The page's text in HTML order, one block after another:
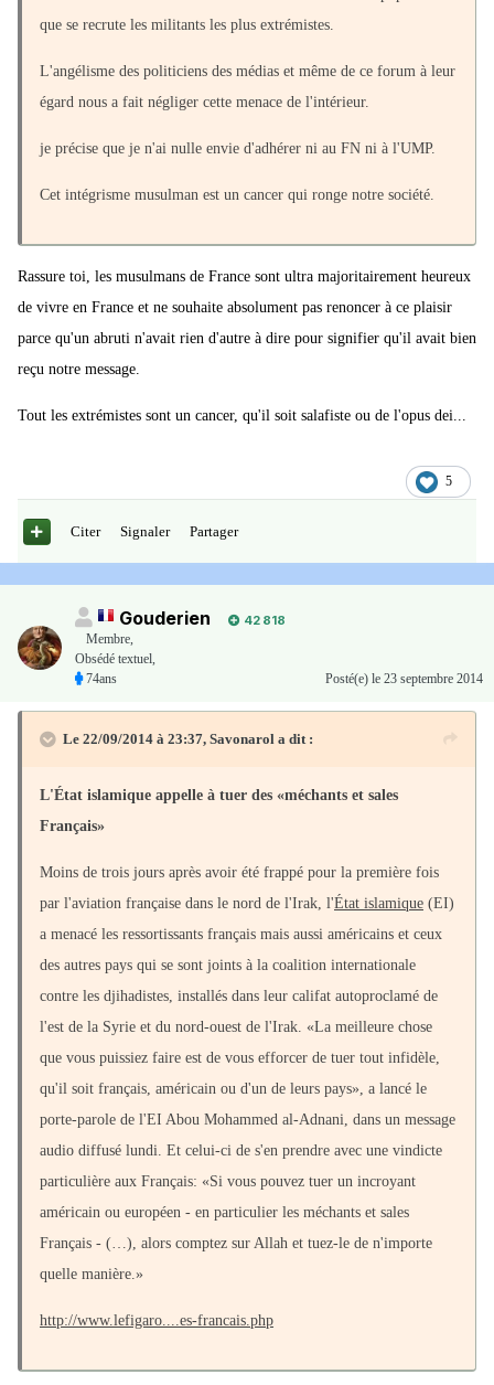
que se recrute les militants les plus extrémistes.
L'angélisme des politiciens des médias et même de ce forum à leur
égard nous a fait négliger cette menace de l'intérieur.
je précise que je n'ai nulle envie d'adhérer ni au FN ni à l'UMP.
Cet intégrisme musulman est un cancer qui ronge notre société.
Rassure toi, les musulmans de France sont ultra majoritairement heureux
de vivre en France et ne souhaite absolument pas renoncer à ce plaisir
parce qu'un abruti n'avait rien d'autre à dire pour signifier qu'il avait bien
reçu notre message.
Tout les extrémistes sont un cancer, qu'il soit salafiste ou de l'opus dei...
5
Citer Signaler Partager
Gouderien
42 818
Membre,
Obsédé textuel,
74ans
Posté(e) le 23 septembre 2014
Le 22/09/2014 à 23:37, Savonarol a dit :
L'État islamique appelle à tuer des «méchants et sales
Français»
Moins de trois jours après avoir été frappé pour la première fois
par l'aviation française dans le nord de l'Irak, l'État islamique (EI)
a menacé les ressortissants français mais aussi américains et ceux
des autres pays qui se sont joints à la coalition internationale
contre les djihadistes, installés dans leur califat autoproclamé de
l'est de la Syrie et du nord-ouest de l'Irak. «La meilleure chose
que vous puissiez faire est de vous efforcer de tuer tout infidèle,
qu'il soit français, américain ou d'un de leurs pays», a lancé le
porte-parole de l'EI Abou Mohammed al-Adnani, dans un message
audio diffusé lundi. Et celui-ci de s'en prendre avec une vindicte
particulière aux Français: «Si vous pouvez tuer un incroyant
américain ou européen - en particulier les méchants et sales
Français - (…), alors comptez sur Allah et tuez-le de n'importe
quelle manière.»
http://www.lefigaro....es-francais.php